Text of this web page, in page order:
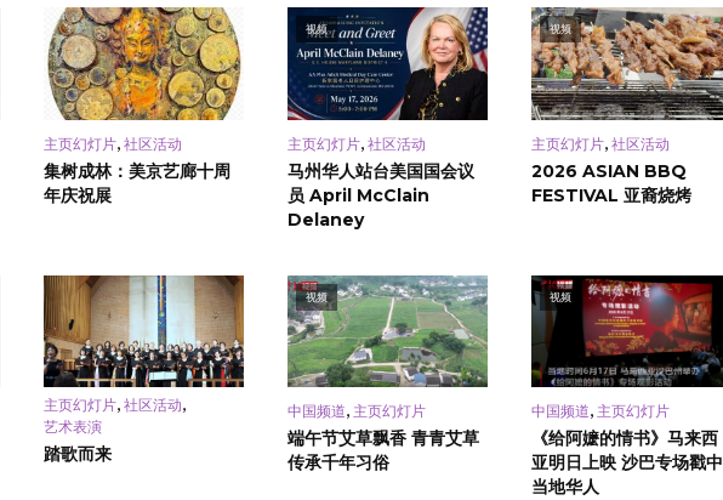
主页幻灯片 社区活动
集树成林：美京艺廊十周
年庆祝展
视频
主页幻灯片 社区活动
马州华人站台美国国会议
员 April McClain
Delaney
视频
主页幻灯片 社区活动
2026 ASIAN BBQ
FESTIVAL 亚裔烧烤
主页幻灯片, 社区活动,
艺术表演
踏歌而来
视频
中国频道, 主页幻灯片
端午节艾草飘香 青青艾草
传承千年习俗
视频
中国频道, 主页幻灯片
《给阿嬷的情书》马来西
亚明日上映 沙巴专场戳中
当地华人